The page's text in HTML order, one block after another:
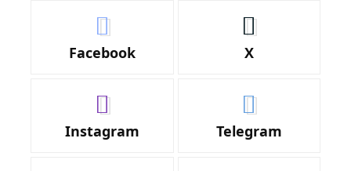
Facebook X
Instagram Telegram